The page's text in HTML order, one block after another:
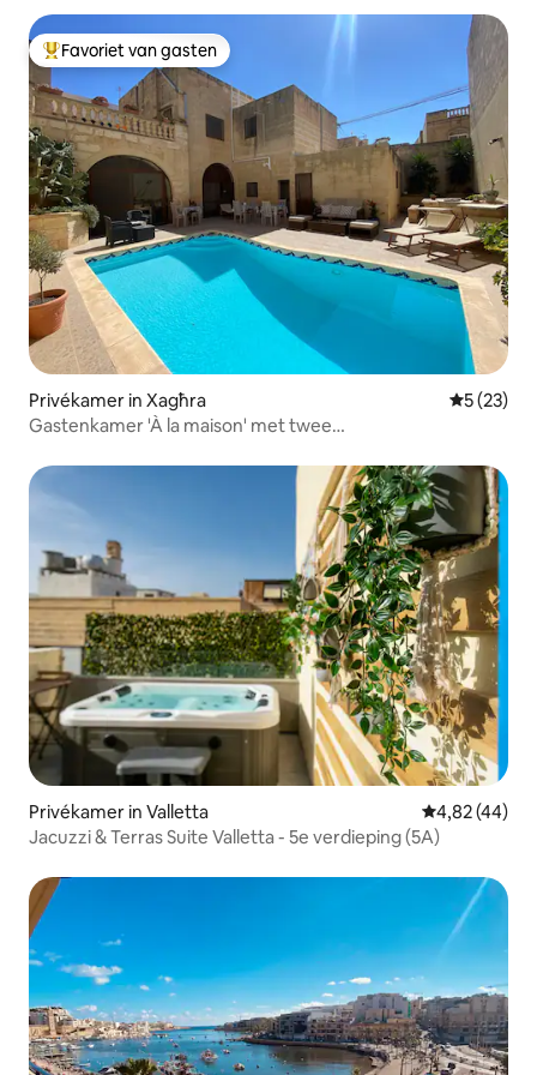
Topfavoriet van gasten
Favoriet van gasten
Privékamer in Xagħra
5 (23)
Gastenkamer 'À la maison' met twee
Privékamer in Valletta Gemiddelde
4,82 (44)
Jacuzzi & Terras Suite Valletta - 5e verdieping (5A)